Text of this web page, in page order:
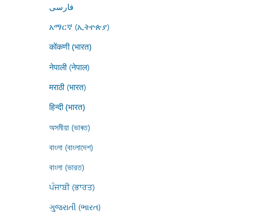
فارسى
አማርኛ (ኢትዮጵያ)
कोंकणी (भारत)
नेपाली (नेपाल)
मराठी (भारत)
हिन्दी (भारत)
অসমীয়া (ভাৰত)
বাংলা (বাংলাদেশ)
বাংলা (ভারত)
ਪੰਜਾਬੀ (ਭਾਰਤ)
ગુજરાતી (ભારત)